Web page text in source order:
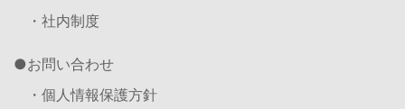
・社内制度
お問い合わせ
・個人情報保護方針